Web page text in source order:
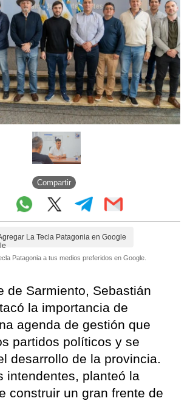
Compartir
La Tecla Patagonia en Google
Patagonia a tus medios preferidos en Google.
de Sarmiento, Sebastián
la importancia de
agenda de gestión que
partidos políticos y se
desarrollo de la provincia.
intendentes, planteó la
construir un gran frente de